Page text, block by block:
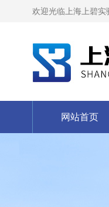
欢迎光临上海上碧实
网站首页